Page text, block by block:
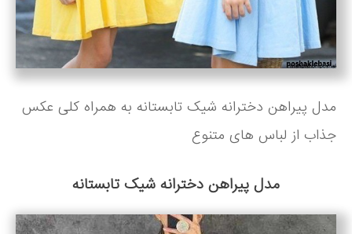
مدل پیراهن دخترانه شیک تابستانه به همراه کلی عکس
جذاب از لباس های متنوع
مدل پیراهن دخترانه شیک تابستانه